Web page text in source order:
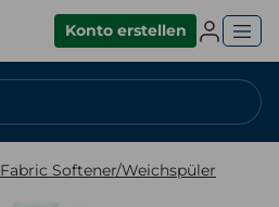
Konto erstellen
Fabric Softener/Weichspüler